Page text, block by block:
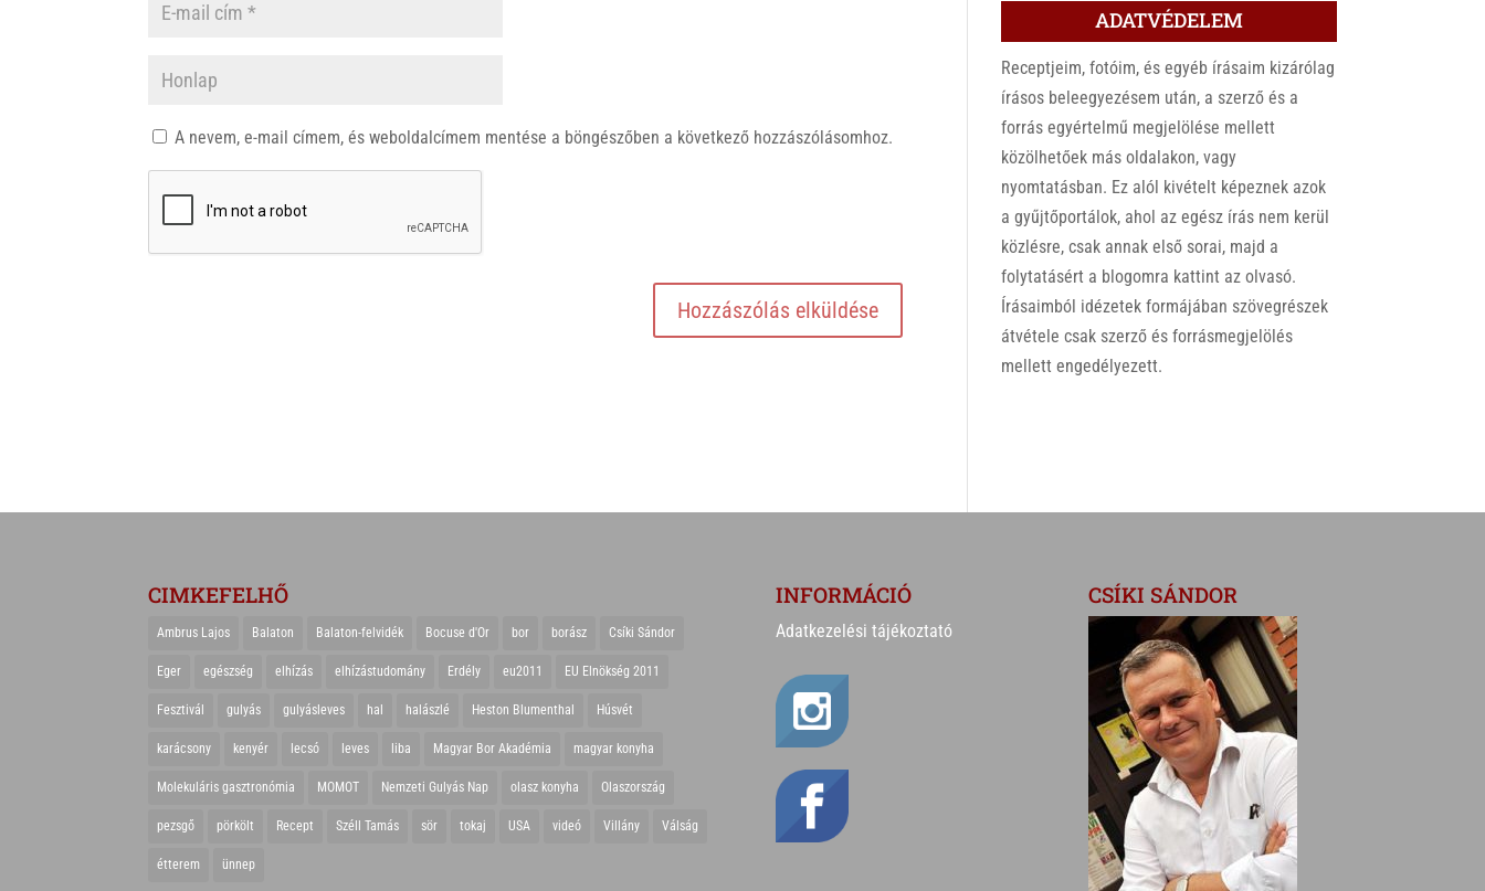
A nevem, e-mail címem, és weboldalcímem mentése a böngészőben a következő hozzászólásomhoz.
ADATVÉDELEM
Receptjeim, fotóim, és egyéb írásaim kizárólag
írásos beleegyezésem után, a szerző és a
forrás egyértelmű megjelölése mellett
közölhetőek más oldalakon, vagy
nyomtatásban. Ez alól kivételt képeznek azok
a gyűjtőportálok, ahol az egész írás nem kerül
közlésre, csak annak első sorai, majd a
folytatásért a blogomra kattint az olvasó.
Írásaimból idézetek formájában szövegrészek
átvétele csak szerző és forrásmegjelölés
mellett engedélyezett.
CIMKEFELHŐ
Ambrus Lajos Balaton Balaton-felvidék Bocuse d'Or bor borász Csíki Sándor
Eger egészség elhízás elhízástudomány Erdély eu2011 EU Elnökség 2011
Fesztivál gulyás gulyásleves hal halászlé Heston Blumenthal Húsvét
karácsony kenyér lecsó leves liba Magyar Bor Akadémia magyar konyha
Molekuláris gasztronómia MOMOT Nemzeti Gulyás Nap olasz konyha Olaszország
pezsgő pörkölt Recept Széll Tamás sör tokaj USA videó Villány Válság
étterem ünnep
INFORMÁCIÓ
Adatkezelési tájékoztató
CSÍKI SÁNDOR